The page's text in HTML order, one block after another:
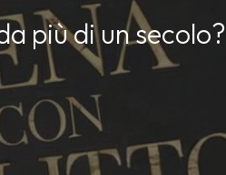
più di un secolo?